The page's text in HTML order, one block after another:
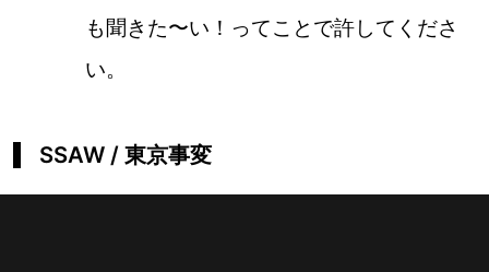
も聞きた〜い！ってことで許してくださ
い。
SSAW / 東京事変